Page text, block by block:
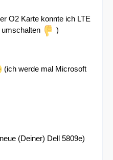
O2 Karte konnte ich LTE
)
(ich werde mal Microsoft
(Deiner) Dell 5809e)